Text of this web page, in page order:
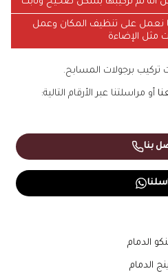
نعمل على تنظيف المكان وعمل
مثل الإضاءة
برجولات المسابح.
أو مراسلتنا عبر الأرقام التالية:
بنا
الدمام
الدمام